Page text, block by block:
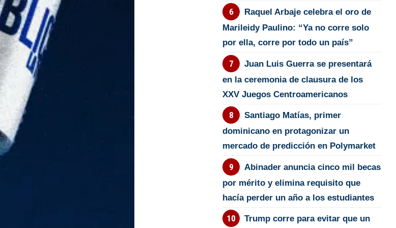
Raquel Arbaje celebra el oro de
Marileidy Paulino: “Ya no corre solo
por ella, corre por todo un país”
Juan Luis Guerra se presentará
en la ceremonia de clausura de los
XXV Juegos Centroamericanos
Santiago Matías, primer
dominicano en protagonizar un
mercado de predicción en Polymarket
Abinader anuncia cinco mil becas
por mérito y elimina requisito que
hacía perder un año a los estudiantes
Trump corre para evitar que un